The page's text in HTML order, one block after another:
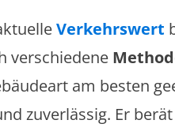
Verkehrswert
verschiedene
am besten
zuverlässig. Er